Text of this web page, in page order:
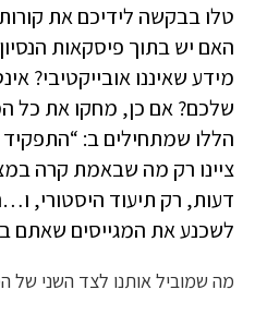
טלו בבקשה לידיכם את
האם יש בתוך פיסקאות
מידע שאיננו אובייקטיבי?
שלכם? אם כן, מחקו את כל
הללו שמתחילים ב:
ציינו רק מה שבאמת קרה
דעות, רק תיעוד היסטורי,
לשכנע את המגייסים שאתם
מה שמוביל אותנו לצד השני של